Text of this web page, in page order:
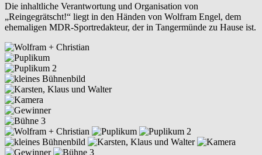
Die inhaltliche Verantwortung und Organisation von
„Reingegrätscht!“ liegt in den Händen von Wolfram Engel, dem
ehemaligen MDR-Sportredakteur, der in Tangermünde zu Hause ist.